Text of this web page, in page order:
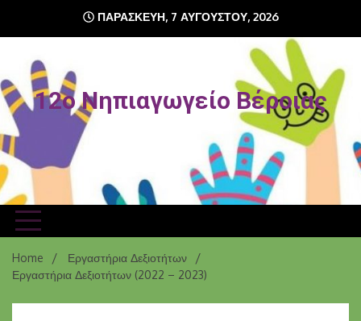
ΠΑΡΑΣΚΕΥΉ, 7 ΑΥΓΟΎΣΤΟΥ, 2026
12o Νηπιαγωγείο Βέροιας
Home
Εργαστήρια Δεξιοτήτων
Εργαστήρια Δεξιοτήτων (2022 – 2023)